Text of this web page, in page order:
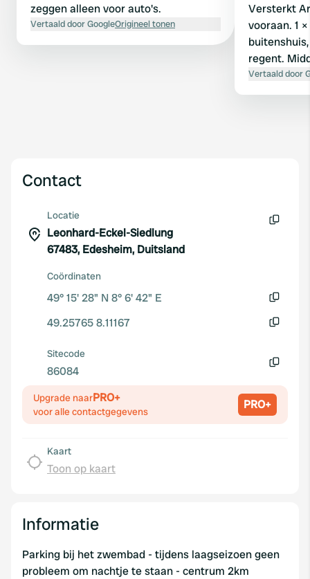
zeggen alleen voor auto's.
Vertaald door GoogleOrigineel tonen
Versterkt
vooraan. 1
regent.
bomen,
alleen, 's
Vertaald door
Contact
Locatie
Leonhard-Eckel-Siedlung
67483, Edesheim, Duitsland
Coördinaten
49° 15' 28" N 8° 6' 42" E
49.25765 8.11167
Sitecode
86084
Upgrade naarPRO+
voor alle contactgegevens PRO+
Kaart
Toon op kaart
Informatie
Parking bij het zwembad - tijdens laagseizoen geen
probleem om nachtje te staan - centrum 2km